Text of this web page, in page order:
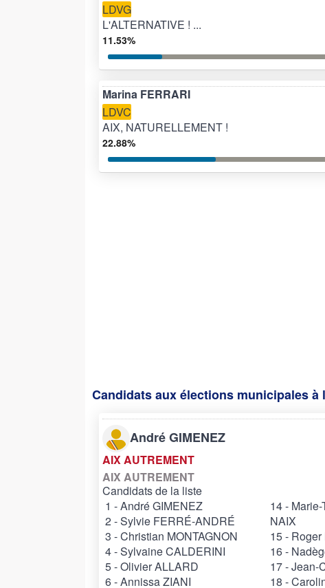
LDVG
L'ALTERNATIVE ! ...
11.53%
Marina FERRARI
LDVC
AIX, NATURELLEMENT !
22.88%
Candidats aux élections municipales
André GIMENEZ
AIX AUTREMENT
AIX AUTREMENT
Candidats de la liste
1 - André GIMENEZ
2 - Sylvie FERRÉ-ANDRÉ
3 - Christian MONTAGNON
4 - Sylvaine CALDERINI
5 - Olivier ALLARD
6 - Annissa ZIANI
14 -
NAIX
15 -
16 -
17 - Jean-
18 -